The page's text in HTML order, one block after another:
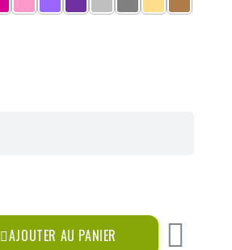
AJOUTER AU PANIER